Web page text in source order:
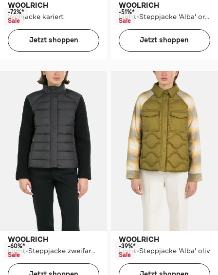
WOOLRICH
Wolljacke kariert
-72%*
Sale
Jetzt shoppen
WOOLRICH
Light-Steppjacke 'Alba' orange
-51%*
Sale
Jetzt shoppen
WOOLRICH
Light-Steppjacke zweifarbig
-60%*
Sale
WOOLRICH
Light-Steppjacke 'Alba' oliv
-39%*
Sale